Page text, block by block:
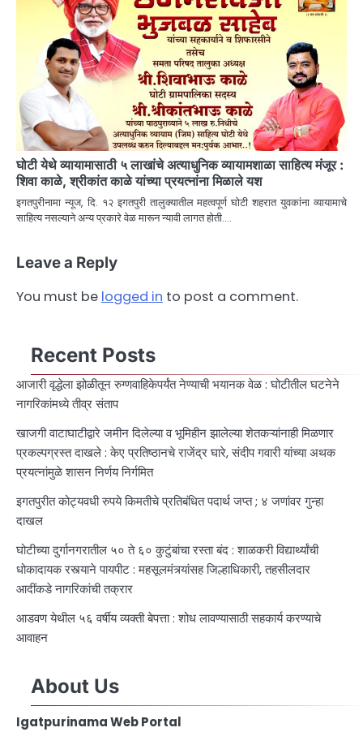
घोटी येथे व्यायामासाठी ५ लाखांचे अत्याधुनिक व्यायामशाळा साहित्य मंजूर :
शिवा काळे, श्रीकांत काळे यांच्या प्रयत्नांना मिळाले यश
इगतपुरीनामा न्यूज, दि. १२ इगतपुरी तालुक्यातील महत्वपूर्ण घोटी शहरात युवकांना व्यायामाचे
साहित्य नसल्याने अन्य प्रकारे वेळ मारून न्यावी लागत होती.…
Leave a Reply
You must be logged in to post a comment.
Recent Posts
आजारी वृद्धेला झोळीतून रुग्णवाहिकेपर्यंत नेण्याची भयानक वेळ : घोटीतील घटनेने
नागरिकांमध्ये तीव्र संताप
खाजगी वाटाघाटीद्वारे जमीन दिलेल्या व भूमिहीन झालेल्या शेतकऱ्यांनाही मिळणार
प्रकल्पग्रस्त दाखले : केए प्रतिष्ठानचे राजेंद्र घारे, संदीप गवारी यांच्या अथक
प्रयत्नांमुळे शासन निर्णय निर्गमित
इगतपुरीत कोट्यवधी रुपये किमतीचे प्रतिबंधित पदार्थ जप्त ; ४ जणांवर गुन्हा
दाखल
घोटीच्या दुर्गानगरातील ५० ते ६० कुटुंबांचा रस्ता बंद : शाळकरी विद्यार्थ्यांची
धोकादायक रस्त्याने पायपीट : महसूलमंत्र्यांसह जिल्हाधिकारी, तहसीलदार
आदींकडे नागरिकांची तक्रार
आडवण येथील ५६ वर्षीय व्यक्ती बेपत्ता : शोध लावण्यासाठी सहकार्य करण्याचे
आवाहन
About Us
Igatpurinama Web Portal